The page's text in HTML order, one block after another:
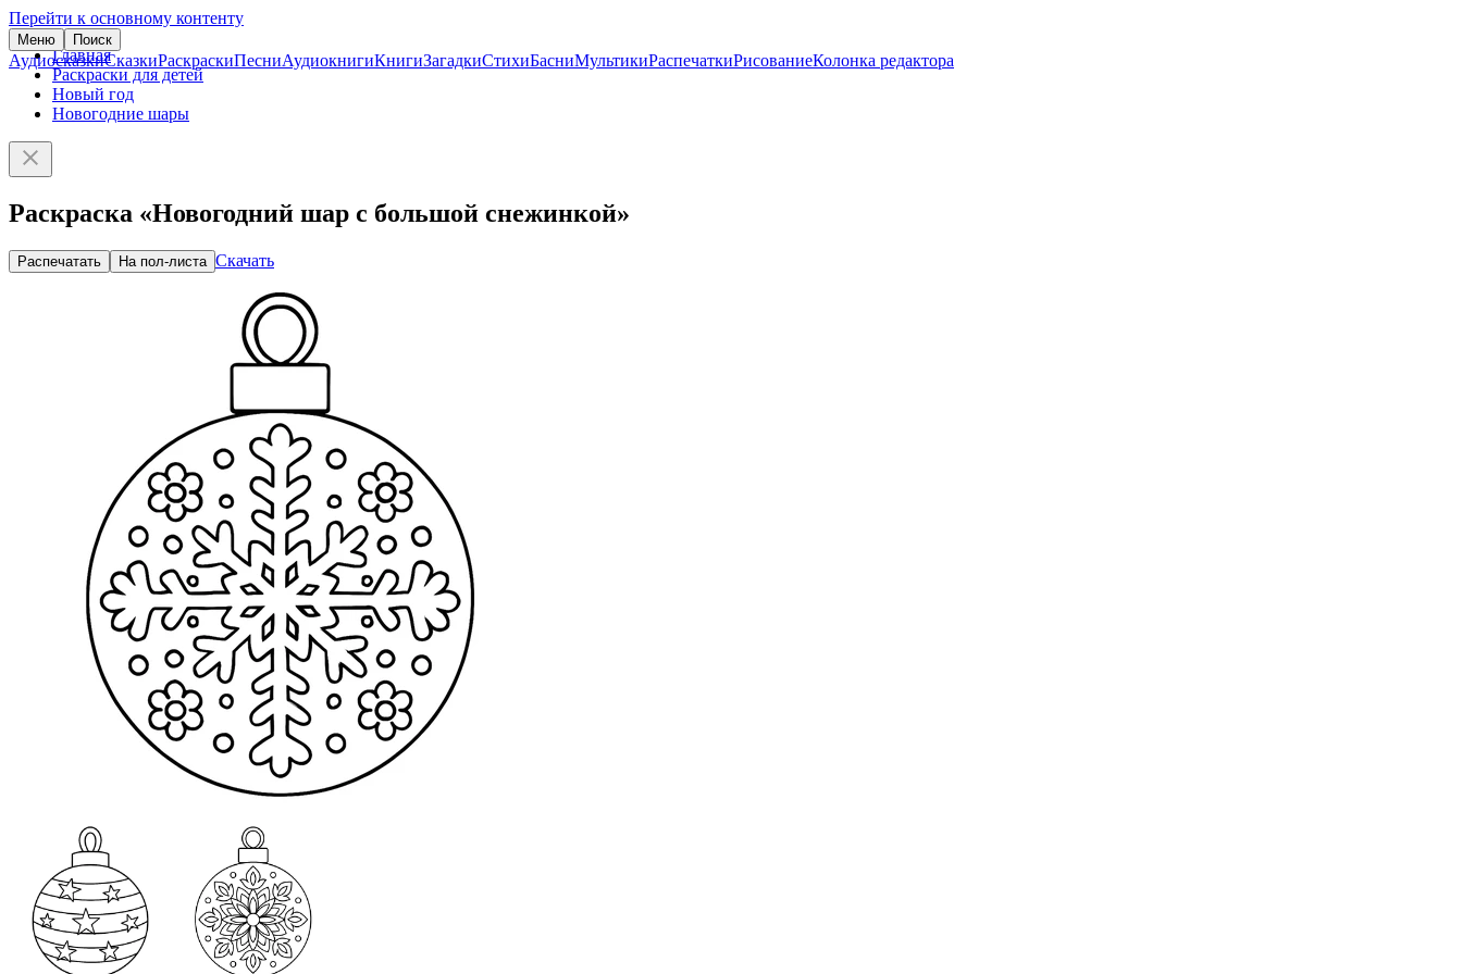
Перейти к основному контенту
Меню Поиск
АудиосказкиСказкиРаскраскиПесниАудиокнигиКнигиЗагадкиСтихиБасниМультикиРаспечаткиРисованиеКолонка редактора
Главная
Раскраски для детей
Новый год
Новогодние шары
Раскраска «Новогодний шар с большой снежинкой»
Распечатать На пол-листа Скачать